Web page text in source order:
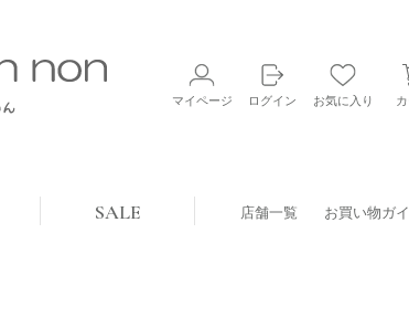
マイページ ログイン お気に入り
SALE 店舗一覧 お買い物ガ